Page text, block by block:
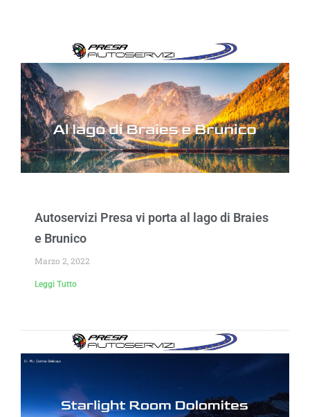
Autoservizi Presa vi porta al lago di Braies
e Brunico
Marzo 2, 2022
Leggi Tutto